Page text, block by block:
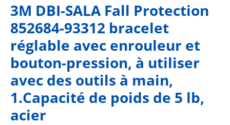
3M DBI-SALA Fall Protection
852684-93312 bracelet
réglable avec enrouleur et
bouton-pression, à utiliser
avec des outils à main,
1.Capacité de poids de 5 lb,
acier